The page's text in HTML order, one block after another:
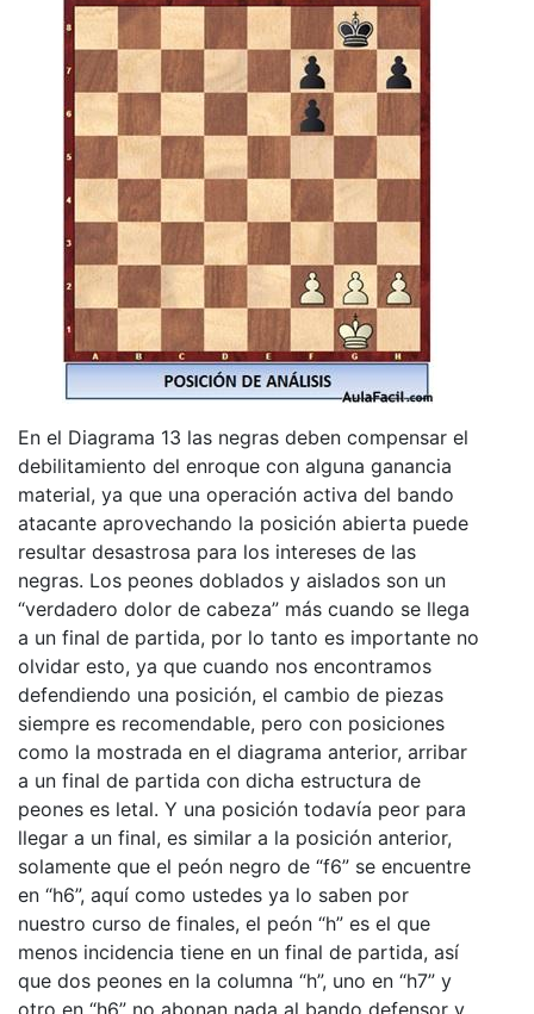
En el Diagrama 13 las negras deben compensar el
debilitamiento del enroque con alguna ganancia
material, ya que una operación activa del bando
atacante aprovechando la posición abierta puede
resultar desastrosa para los intereses de las
negras. Los peones doblados y aislados son un
“verdadero dolor de cabeza” más cuando se llega
a un final de partida, por lo tanto es importante no
olvidar esto, ya que cuando nos encontramos
defendiendo una posición, el cambio de piezas
siempre es recomendable, pero con posiciones
como la mostrada en el diagrama anterior, arribar
a un final de partida con dicha estructura de
peones es letal. Y una posición todavía peor para
llegar a un final, es similar a la posición anterior,
solamente que el peón negro de “f6” se encuentre
en “h6”, aquí como ustedes ya lo saben por
nuestro curso de finales, el peón “h” es el que
menos incidencia tiene en un final de partida, así
que dos peones en la columna “h”, uno en “h7” y
otro en “h6” no abonan nada al bando defensor y